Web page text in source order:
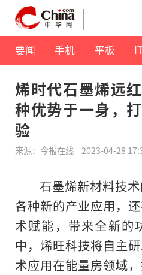
要闻 手机 平板
烯时代石墨烯远
种优势于一身，
验
来源：今报在线 2023-04-28
石墨烯新材料技
各种新的产业应用，
术赋能，带来全新的
中，烯旺科技将自主
术应用在能量房领域